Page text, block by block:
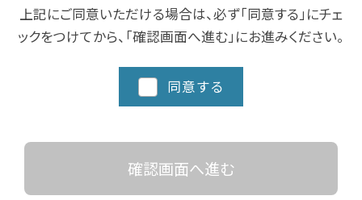
上記にご同意いただける場合は、必ず「同意する」にチェ
ックをつけてから、「確認画面へ進む」にお進みください。
同意する
確認画面へ進む